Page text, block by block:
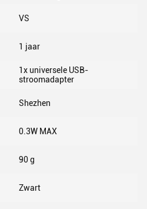
VS
1 jaar
1x universele USB-
stroomadapter
Shezhen
0.3W MAX
90 g
Zwart